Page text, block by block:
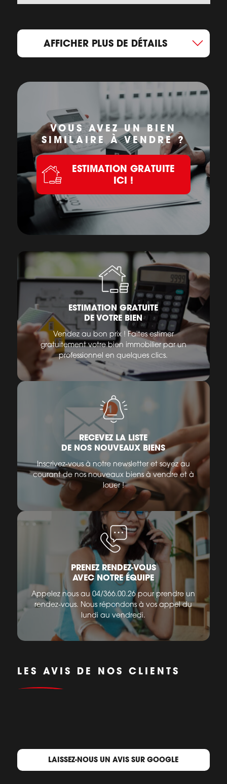
AFFICHER PLUS DE DÉTAILS
VOUS AVEZ UN BIEN
SIMILAIRE À VENDRE ?
ESTIMATION GRATUITE
ICI !
ESTIMATION GRATUITE
DE VOTRE BIEN
Vendez au bon prix ! Faites estimer
gratuitement votre bien immobilier par un
professionnel en quelques clics.
RECEVEZ LA LISTE
DE NOS NOUVEAUX BIENS
Inscrivez-vous à notre newsletter et soyez au
courant de nos nouveaux biens à vendre et à
louer !
PRENEZ RENDEZ-VOUS
AVEC NOTRE ÉQUIPE
Appelez nous au 04/366.00.26 pour prendre un
rendez-vous. Nous répondons à vos appel du
lundi au vendredi.
LES AVIS DE NOS CLIENTS
LAISSEZ-NOUS UN AVIS SUR GOOGLE